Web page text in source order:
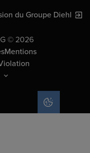
du Groupe Diehl
© 2026
Mentions
COOKIE